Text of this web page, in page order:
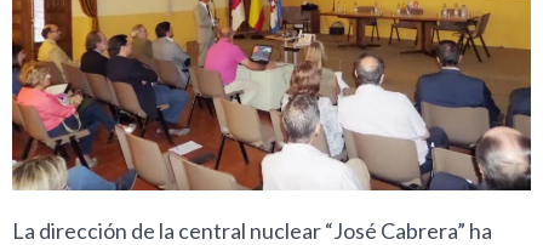
La dirección de la central nuclear “José Cabrera” ha